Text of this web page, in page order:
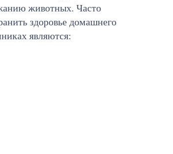
животных. Часто
здоровье домашнего
являются: